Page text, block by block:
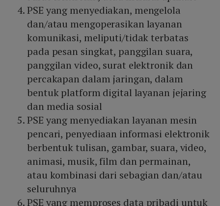
PSE yang menyediakan, mengelola
dan/atau mengoperasikan layanan
komunikasi, meliputi/tidak terbatas
pada pesan singkat, panggilan suara,
panggilan video, surat elektronik dan
percakapan dalam jaringan, dalam
bentuk platform digital layanan jejaring
dan media sosial
PSE yang menyediakan layanan mesin
pencari, penyediaan informasi elektronik
berbentuk tulisan, gambar, suara, video,
animasi, musik, film dan permainan,
atau kombinasi dari sebagian dan/atau
seluruhnya
PSE yang memproses data pribadi untuk